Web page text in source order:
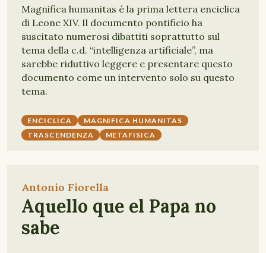
Magnifica humanitas è la prima lettera enciclica
di Leone XIV. Il documento pontificio ha
suscitato numerosi dibattiti soprattutto sul
tema della c.d. “intelligenza artificiale”, ma
sarebbe riduttivo leggere e presentare questo
documento come un intervento solo su questo
tema.
ENCICLICA
MAGNIFICA HUMANITAS
TRASCENDENZA
METAFISICA
Antonio Fiorella
Aquello que el Papa no
sabe